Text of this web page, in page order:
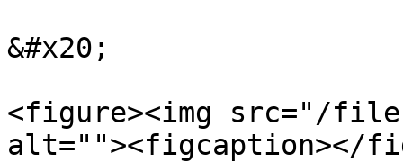
&#x20;
<figure><img src="/files/
alt=""><figcaption></